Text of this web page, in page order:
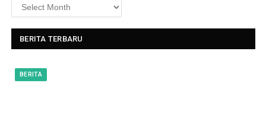
BERITA TERBARU
BERITA